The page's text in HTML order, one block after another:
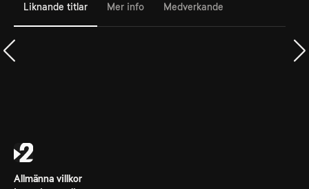
Liknande titlar Mer info Medverkande
Allmänna villkor